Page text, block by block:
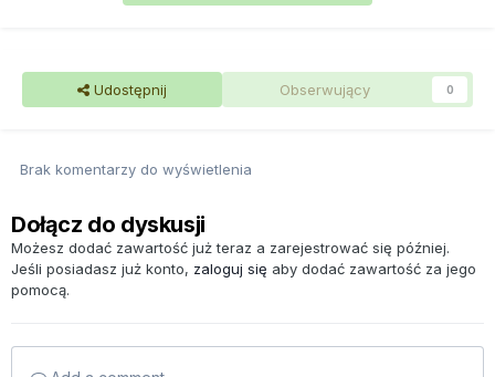
Udostępnij Obserwujący 0
Brak komentarzy do wyświetlenia
Dołącz do dyskusji
Możesz dodać zawartość już teraz a zarejestrować się później.
Jeśli posiadasz już konto, zaloguj się aby dodać zawartość za jego
pomocą.